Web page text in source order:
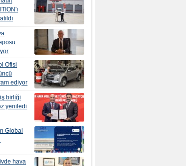
Ofisi
ediyor
birliği
yeniledi
Global
hava